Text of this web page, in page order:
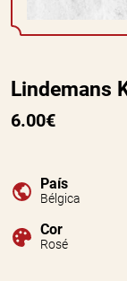
Lindemans
6.00€
País
Bélgica
Cor
Rosé